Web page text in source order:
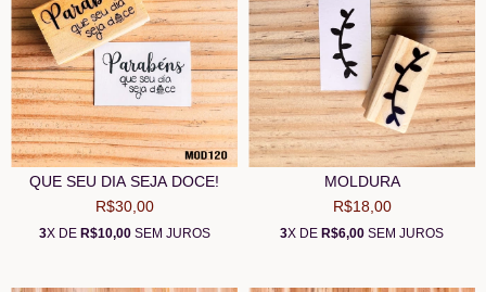
QUE SEU DIA SEJA DOCE!
R$30,00
3X DE R$10,00SEM JUROS
MOLDURA
R$18,00
3X DE R$6,00 SEM JUROS